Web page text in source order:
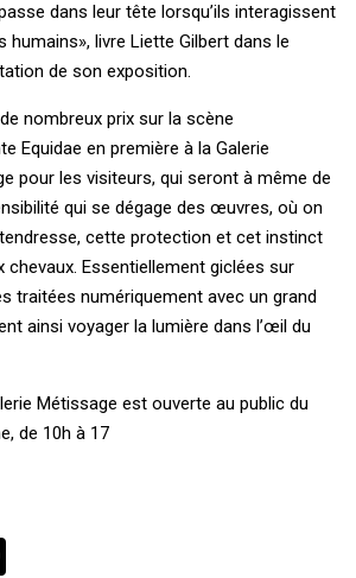
dans leur tête lorsqu’ils interagissent
humains», livre Liette Gilbert dans le
de son exposition.
nombreux prix sur la scène
Equidae en première à la Galerie
pour les visiteurs, qui seront à même de
qui se dégage des œuvres, où on
cette protection et cet instinct
chevaux. Essentiellement giclées sur
traitées numériquement avec un grand
ainsi voyager la lumière dans l’œil du
Métissage est ouverte au public du
de 10h à 17